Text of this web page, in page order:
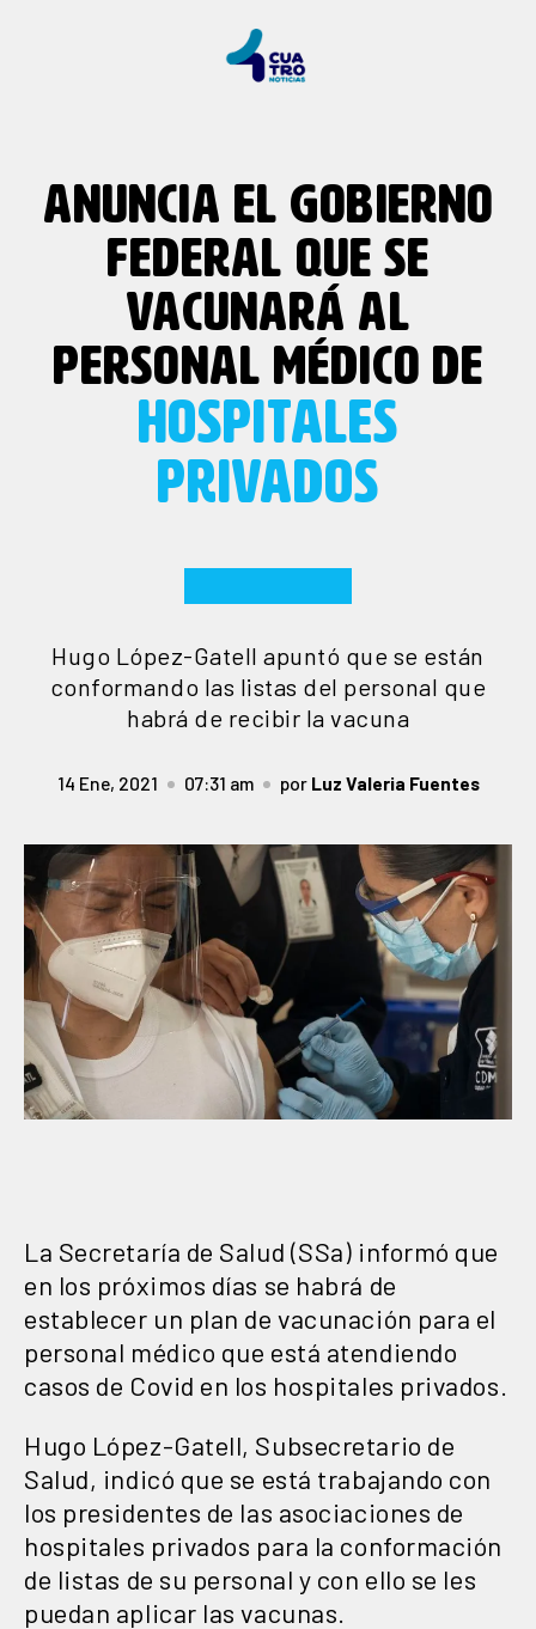
ANUNCIA EL GOBIERNO
FEDERAL QUE SE
VACUNARÁ AL
PERSONAL MÉDICO DE
HOSPITALES
PRIVADOS
Hugo López-Gatell apuntó que se están
conformando las listas del personal que
habrá de recibir la vacuna
14 Ene, 2021 07:31 am por Luz Valeria Fuentes
La Secretaría de Salud (SSa) informó que
en los próximos días se habrá de
establecer un plan de vacunación para el
personal médico que está atendiendo
casos de Covid en los hospitales privados.
Hugo López-Gatell, Subsecretario de
Salud, indicó que se está trabajando con
los presidentes de las asociaciones de
hospitales privados para la conformación
de listas de su personal y con ello se les
puedan aplicar las vacunas.